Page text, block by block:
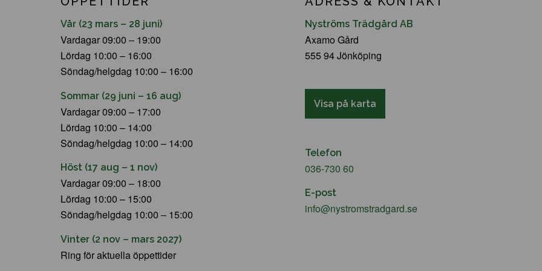
Vår (23 mars – 28 juni)
Vardagar 09:00 – 19:00
Lördag 10:00 – 16:00
Söndag/helgdag 10:00 – 16:00
Sommar (29 juni – 16 aug)
Vardagar 09:00 – 17:00
Lördag 10:00 – 14:00
Söndag/helgdag 10:00 – 14:00
Höst (17 aug – 1 nov)
Vardagar 09:00 – 18:00
Lördag 10:00 – 15:00
Söndag/helgdag 10:00 – 15:00
Vinter (2 nov – mars 2027)
Ring för aktuella öppettider
Nyströms Trädgård AB
Axamo Gård
555 94 Jönköping
Visa på karta
Telefon
036-730 60
E-post
info@nystromstradgard.se